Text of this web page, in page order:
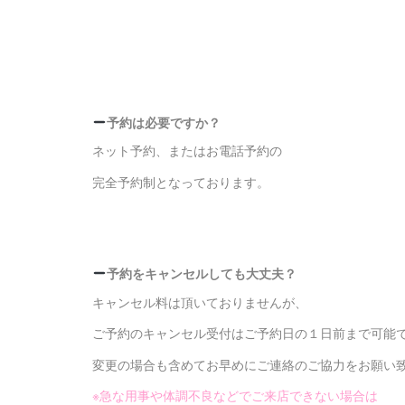
予約は必要ですか？
ネット予約、またはお電話予約の
完全予約制となっております。
予約をキャンセルしても大丈夫？
キャンセル料は頂いておりませんが、
ご予約のキャンセル受付はご予約日の１日前まで可能
変更の場合も含めてお早めにご連絡のご協力をお願い致
※急な用事や体調不良などでご来店できない場合は